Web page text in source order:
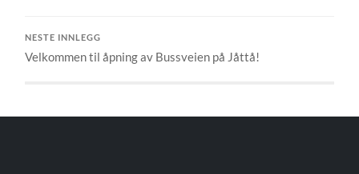
NESTE INNLEGG
Velkommen til åpning av Bussveien på Jåttå!